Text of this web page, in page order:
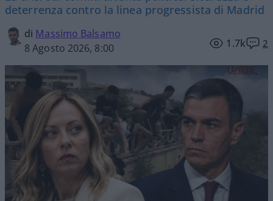
deterrenza contro la linea progressista di Madrid
di Massimo Balsamo
8 Agosto 2026, 8:00
1.7k 2